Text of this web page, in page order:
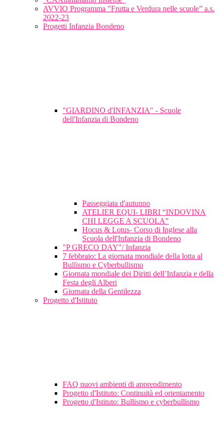
AVVIO Programma "Frutta e Verdura nelle scuole” a.s.
2022-23
Progetti Infanzia Bondeno
"GIARDINO d'INFANZIA" - Scuole
dell'Infanzia di Bondeno
Passeggiata d'autunno
ATELIER EQUI- LIBRI “INDOVINA
CHI LEGGE A SCUOLA”
Hocus & Lotus- Corso di Inglese alla
Scuola dell'Infanzia di Bondeno
"P GRECO DAY"/ Infanzia
7 febbraio: La giornata mondiale della lotta al
Bullismo e Cyberbullismo
Giornata mondiale dei Diritti dell’Infanzia e della
Festa degli Alberi
Giornata della Gentilezza
Progetto d'Istituto
FAQ nuovi ambienti di apprendimento
Progetto d'Istituto: Continuità ed orientamento
Progetto d'Istituto: Bullismo e cyberbullismo